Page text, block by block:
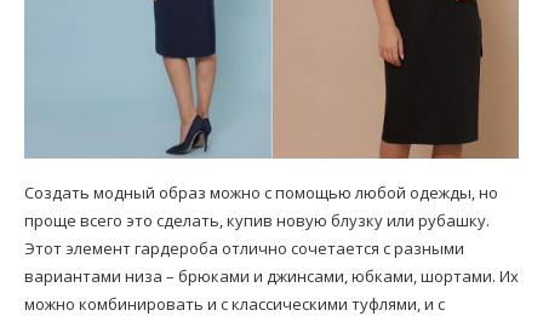
Создать модный образ можно с помощью любой одежды, но
проще всего это сделать, купив новую блузку или рубашку.
Этот элемент гардероба отлично сочетается с разными
вариантами низа – брюками и джинсами, юбками, шортами. Их
можно комбинировать и с классическими туфлями, и с